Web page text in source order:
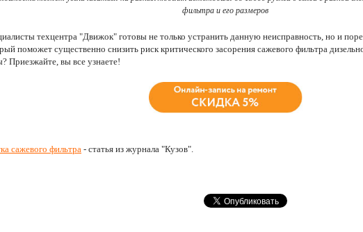
фильтра и его размеров
техцентра "Движок" готовы не только устранить данную неисправность, но и
поможет существенно снизить риск критического засорения сажевого фильтра
Приезжайте, вы все узнаете!
сажевого фильтра - статья из журнала "Кузов".